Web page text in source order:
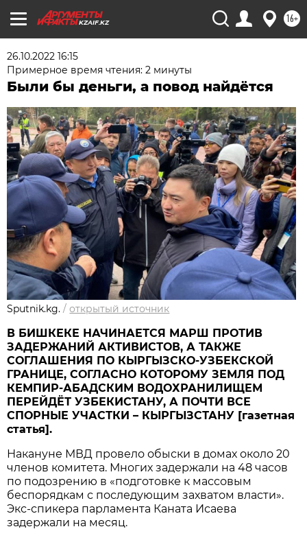
KZAIF.KZ 16+
26.10.2022 16:15
Примерное время чтения: 2 минуты
Были бы деньги, а повод найдётся
Sputnik.kg. /открытый источник
В БИШКЕКЕ НАЧИНАЕТСЯ МАРШ ПРОТИВ
ЗАДЕРЖАНИЙ АКТИВИСТОВ, А ТАКЖЕ
СОГЛАШЕНИЯ ПО КЫРГЫЗСКО-УЗБЕКСКОЙ
ГРАНИЦЕ, СОГЛАСНО КОТОРОМУ ЗЕМЛЯ ПОД
КЕМПИР-АБАДСКИМ ВОДОХРАНИЛИЩЕМ
ПЕРЕЙДЁТ УЗБЕКИСТАНУ, А ПОЧТИ ВСЕ
СПОРНЫЕ УЧАСТКИ – КЫРГЫЗСТАНУ [газетная
статья].
Накануне МВД провело обыски в домах около 20
членов комитета. Многих задержали на 48 часов
по подозрению в «подготовке к массовым
беспорядкам с последующим захватом власти».
Экс-спикера парламента Каната Исаева
задержали на месяц.